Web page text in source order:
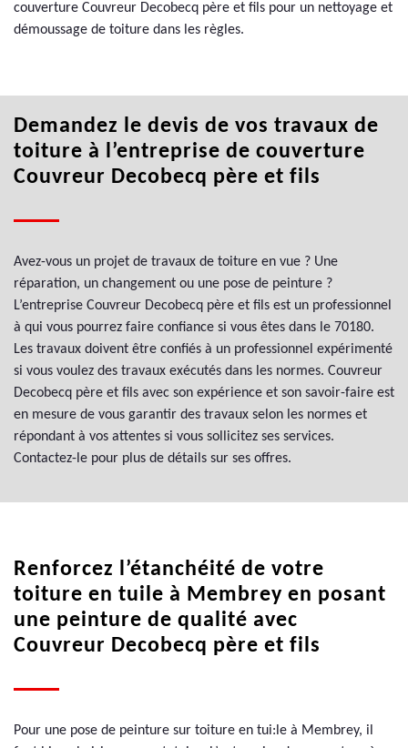
couverture Couvreur Decobecq père et fils pour un nettoyage et
démoussage de toiture dans les règles.
Demandez le devis de vos travaux de
toiture à l’entreprise de couverture
Couvreur Decobecq père et fils
Avez-vous un projet de travaux de toiture en vue ? Une
réparation, un changement ou une pose de peinture ?
L’entreprise Couvreur Decobecq père et fils est un professionnel
à qui vous pourrez faire confiance si vous êtes dans le 70180.
Les travaux doivent être confiés à un professionnel expérimenté
si vous voulez des travaux exécutés dans les normes. Couvreur
Decobecq père et fils avec son expérience et son savoir-faire est
en mesure de vous garantir des travaux selon les normes et
répondant à vos attentes si vous sollicitez ses services.
Contactez-le pour plus de détails sur ses offres.
Renforcez l’étanchéité de votre
toiture en tuile à Membrey en posant
une peinture de qualité avec
Couvreur Decobecq père et fils
Pour une pose de peinture sur toiture en tui:le à Membrey, il